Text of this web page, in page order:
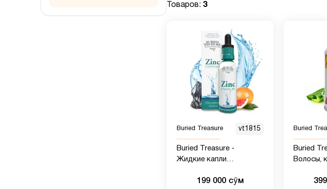
Товаров: 3
Buried Treasure vt1815
Buried Treasure -
Жидкие капли
199 000 сӯм
Buried
Buried
Волосы,
вера,